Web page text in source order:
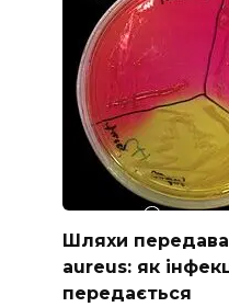
Шляхи
aureus: як
передається